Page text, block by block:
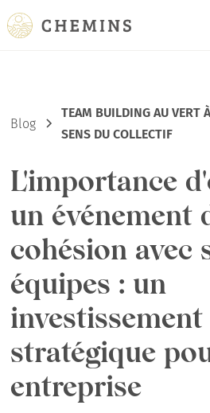
Blog
TEAM BUILDING AU VERT
SENS DU COLLECTIF
L'importance
un événement
cohésion avec
équipes : un
investissement
stratégique
entreprise